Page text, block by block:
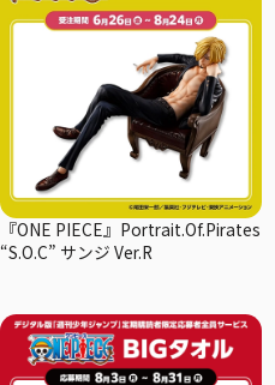
『ONE PIECE』Portrait.Of.Pirates
“S.O.C” サンジ Ver.R